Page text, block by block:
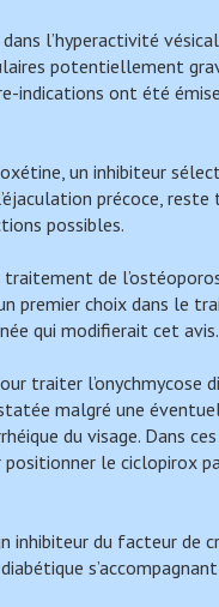
l’hyperactivité
potentiellement
indications ont été
un inhibiteur
précoce, reste
possibles.
de
premier choix dans le
qui modifierait cet avis.
traiter l’onychmycose
malgré une
du visage. Dans
positionner le ciclopirox
inhibiteur du facteur de
s’accompagnant